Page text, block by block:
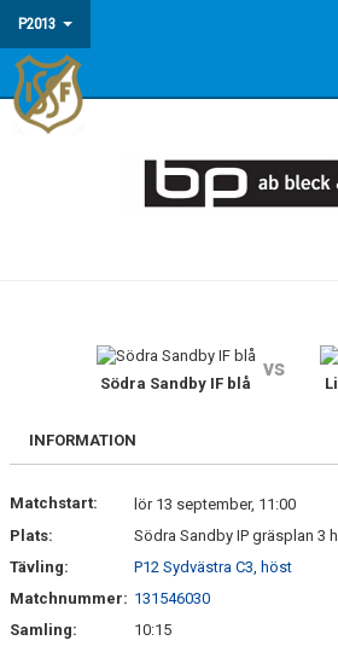
P2013
HEM
TRUPPEN
Södra Sandby IF blå
vs
INFORMATION
Matchstart:
lör 13 september, 11:00
Plats:
Södra Sandby IP gräsplan 3
Tävling:
P12 Sydvästra C3, höst
Matchnummer: 131546030
Samling:
10:15